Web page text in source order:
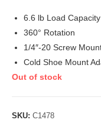
6.6 lb Load Capacity
360° Rotation
1/4″-20 Screw
Cold Shoe Mount
Out of stock
SKU: C1478